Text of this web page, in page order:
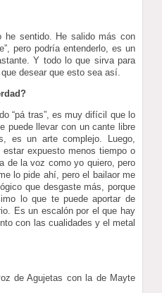
sentido. He salido más con
pero podría entenderlo, es un
Y todo lo que sirva para
desear que esto sea así.
“pá tras”, es muy difícil que lo
puede llevar con un cante libre
es un arte complejo. Luego,
expuesto menos tiempo o
de la voz como yo quiero, pero
lo pide ahí, pero el bailaor me
que desgaste más, porque
lo que te puede aportar de
Es un escalón por el que hay
con las cualidades y el metal
de Agujetas con la de Mayte